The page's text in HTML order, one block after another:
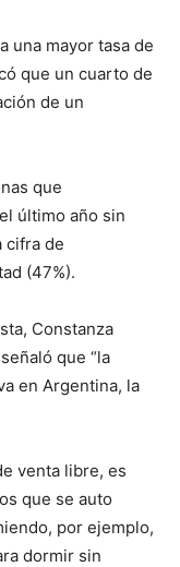
una mayor tasa de
que un cuarto de
de un
que
último año sin
cifra de
(47%).
Constanza
que “la
en Argentina, la
venta libre, es
que se auto
por ejemplo,
dormir sin